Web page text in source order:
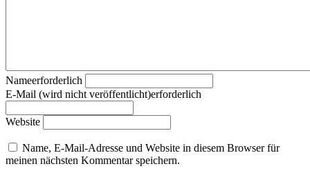
Nameerforderlich
E-Mail (wird nicht veröffentlicht)erforderlich
Website
Name, E-Mail-Adresse und Website in diesem Browser für
meinen nächsten Kommentar speichern.